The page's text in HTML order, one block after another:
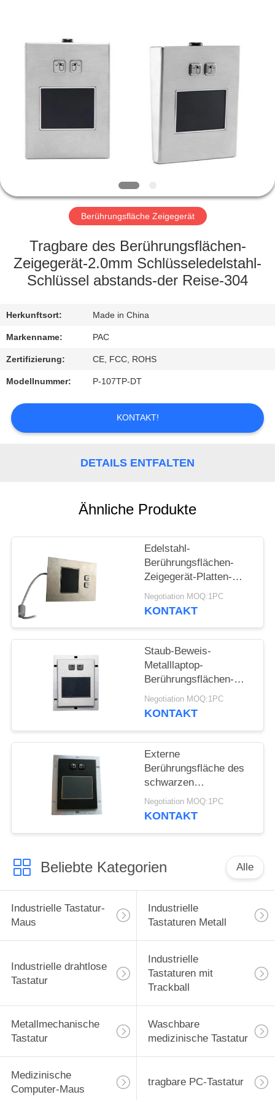
UNS
FABRIK-
AUSFLUG
QUALITÄTSKONTROLLE
SIE
MIT
UNS
IN
VERBINDUNG
FORDERN
Berührungsfläche Zeigegerät
Tragbare des Berührungsflächen-
Zeigegerät-2.0mm Schlüsseledelstahl-
Schlüssel abstands-der Reise-304
Herkunftsort: Made in China
Markenname: PAC
Zertifizierung: CE, FCC, ROHS
Modellnummer: P-107TP-DT
KONTAKT!
DETAILS ENTFALTEN
Ähnliche Produkte
Edelstahl-
Berührungsflächen-
Zeigegerät-Platten-
Berg mit 2 Maustasten
Negotiation MOQ:1PC
KONTAKT
Staub-Beweis-
Metalllaptop-
Berührungsflächen-
Einstellungs-
Zeigegerät-Platten-
Negotiation MOQ:1PC
KONTAKT
Externe
Berührungsfläche des
schwarzen
Marinekabel-USB/PS2
für Laptop,
Negotiation MOQ:1PC
KONTAKT
Beliebte Kategorien Alle
Industrielle Tastatur-
Maus
Industrielle
Tastaturen Metall
Industrielle drahtlose
Tastatur
Industrielle
Tastaturen mit
Trackball
Metallmechanische
Tastatur
Waschbare
medizinische Tastatur
Medizinische
Computer-Maus
tragbare PC-Tastatur